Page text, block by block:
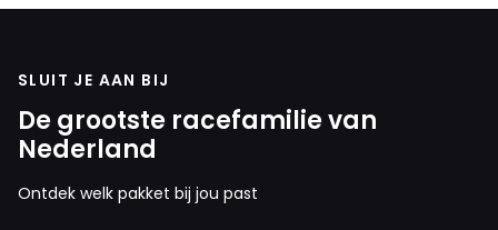
SLUIT JE AAN BIJ
De grootste racefamilie van
Nederland
Ontdek welk pakket bij jou past